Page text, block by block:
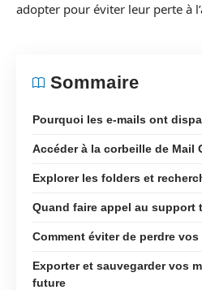
adopter pour éviter leur perte à
Sommaire
Pourquoi les e-mails ont
Accéder à la corbeille de Mail
Explorer les folders et
Quand faire appel au support
Comment éviter de perdre vos
Exporter et sauvegarder vos
future